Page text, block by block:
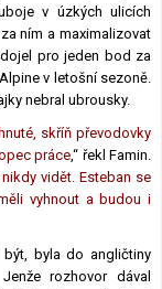
v úzkých ulicích
ním a maximalizovat
pro jeden bod za
v letošní sezoně.
nebral ubrousky.
skříň převodovky
práce,“ řekl Famin.
vidět. Esteban se
vyhnout a budou i
byla do angličtiny
rozhovor dával